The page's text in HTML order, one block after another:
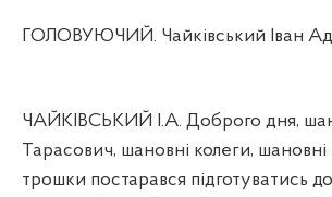
ГОЛОВУЮЧИЙ. Чайківський Іван
ЧАЙКІВСЬКИЙ І.А. Доброго дня,
Тарасович, шановні колеги, шановні
трошки постарався підготуватись